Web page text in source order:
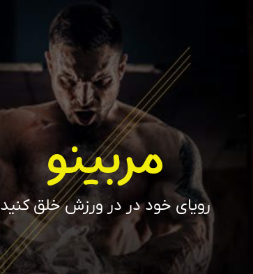
مربینو
رویای خود در در ورزش خلق کنید